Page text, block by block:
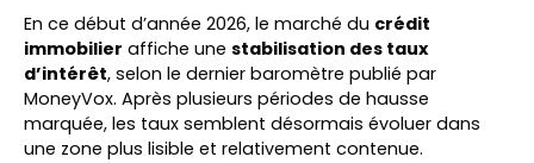
En ce début d’année 2026, le marché du crédit
immobilier affiche une stabilisation des taux
d’intérêt, selon le dernier baromètre publié par
MoneyVox. Après plusieurs périodes de hausse
marquée, les taux semblent désormais évoluer dans
une zone plus lisible et relativement contenue.